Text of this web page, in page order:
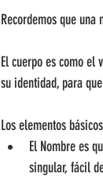
Recordemos que
El cuerpo es como el
su identidad, para
Los elementos
El Nombre es
singular, fácil